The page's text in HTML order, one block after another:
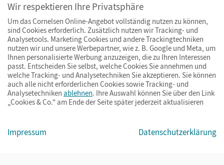
© Cornelsen Verlag 2026
ImpressumAGBDatenschutzBarrierefreiheitCookies & Co.
Wir respektieren Ihre Privatsphäre
Um das Cornelsen Online-Angebot vollständig nutzen zu können,
sind Cookies erforderlich. Zusätzlich nutzen wir Tracking- und
Analysetools. Marketing Cookies und andere Trackingtechniken
nutzen wir und unsere Werbepartner, wie z. B. Google und Meta, um
Ihnen personalisierte Werbung anzuzeigen, die zu Ihren Interessen
passt. Entscheiden Sie selbst, welche Cookies Sie annehmen und
welche Tracking- und Analysetechniken Sie akzeptieren. Sie können
auch alle nicht erforderlichen Cookies sowie Tracking- und
Analysetechniken ablehnen. Ihre Auswahl können Sie über den Link
„Cookies & Co.“ am Ende der Seite später jederzeit aktualisieren
Impressum Datenschutzerklärung